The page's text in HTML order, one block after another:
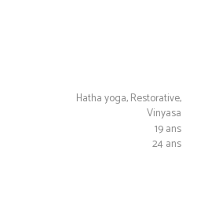
Hatha yoga, Restorative,
Vinyasa
19 ans
24 ans